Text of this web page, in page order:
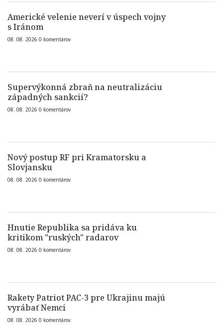
Americké velenie neverí v úspech vojny
s Iránom
08. 08. 2026 0 komentárov
Supervýkonná zbraň na neutralizáciu
západných sankcií?
08. 08. 2026 0 komentárov
Nový postup RF pri Kramatorsku a
Slovjansku
08. 08. 2026 0 komentárov
Hnutie Republika sa pridáva ku
kritikom "ruských" radarov
08. 08. 2026 0 komentárov
Rakety Patriot PAC-3 pre Ukrajinu majú
vyrábať Nemci
08. 08. 2026 0 komentárov